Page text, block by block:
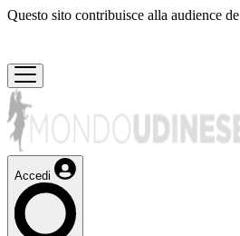
Questo sito contribuisce alla audience de
Accedi